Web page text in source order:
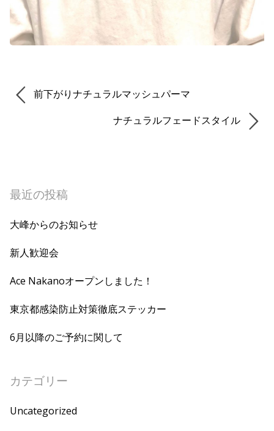
前下がりナチュラルマッシュパーマ
ナチュラルフェードスタイル
最近の投稿
大峰からのお知らせ
新人歓迎会
Ace Nakanoオープンしました！
東京都感染防止対策徹底ステッカー
6月以降のご予約に関して
カテゴリー
Uncategorized